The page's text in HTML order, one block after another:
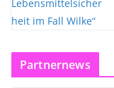
Partnernews